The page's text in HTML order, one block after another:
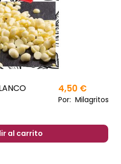
4,50 €
Por: Milagritos
al carrito